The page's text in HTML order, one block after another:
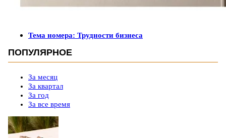
Тема номера: Трудности бизнеса
ПОПУЛЯРНОЕ
За месяц
За квартал
За год
За все время